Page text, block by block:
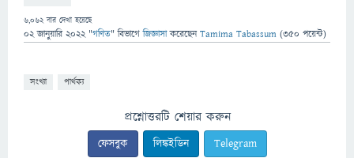
6,062বার দেখা হয়েছে
02 জানুয়ারি 2022 "গণিত" বিভাগে জিজ্ঞাসাকরেছেনTamima Tabassum (350 পয়েন্ট)
সংখ্যা পার্থক্য
প্রশ্নোত্তরটি শেয়ার করুন
ফেসবুক লিঙ্কইডিন Telegram